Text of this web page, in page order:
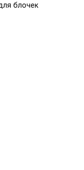
блочек